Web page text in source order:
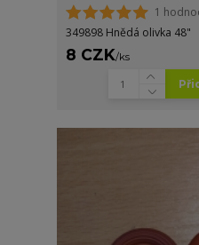
1
349898 Hnědá olivka 48"
8 CZK/ks